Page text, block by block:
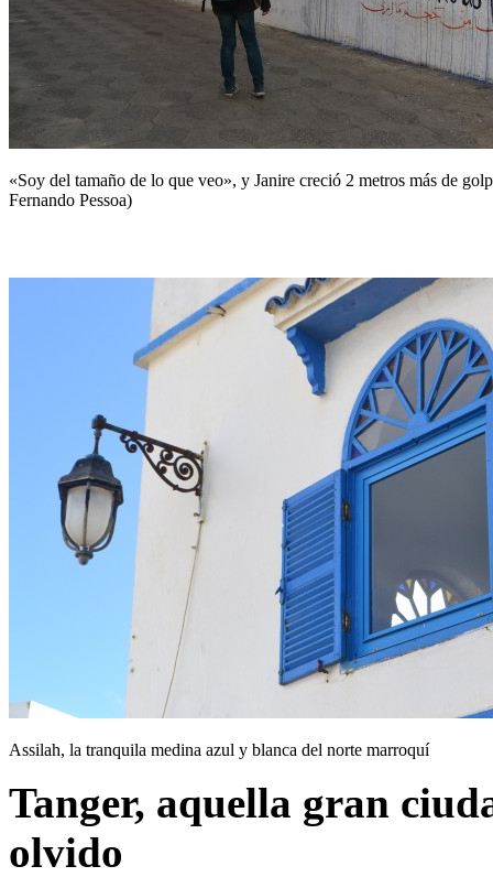
«Soy del tamaño de lo que veo», y Janire creció 2 metros más de
Fernando Pessoa)
Assilah, la tranquila medina azul y blanca del norte marroquí
Tanger, aquella gran
olvido